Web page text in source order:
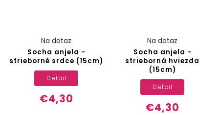
Socha anjela -
strieborné srdce (15cm)
Na dotaz
€4,30
Detail
Socha anjela -
strieborná hviezda
(15cm)
Na dotaz
€4,30
Detail